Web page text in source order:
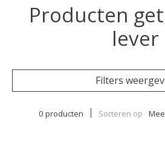
Producten
lever
Filters
0 producten Sorteren op